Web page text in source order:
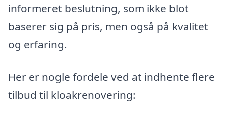
informeret beslutning, som ikke blot
baserer sig på pris, men også på kvalitet
og erfaring.
Her er nogle fordele ved at indhente flere
tilbud til kloakrenovering: